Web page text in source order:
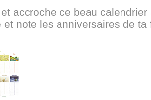
accroche ce beau calendrier
et note les anniversaires de ta